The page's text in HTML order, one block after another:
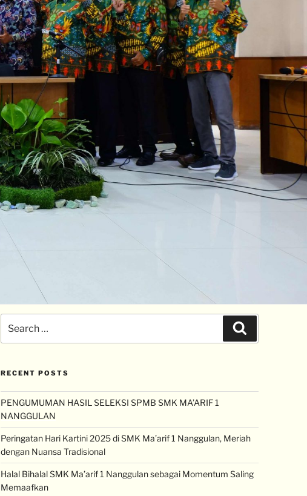
RECENT POSTS
PENGUMUMAN HASIL SELEKSI SPMB SMK MA’ARIF 1
NANGGULAN
Peringatan Hari Kartini 2025 di SMK Ma’arif 1 Nanggulan, Meriah
dengan Nuansa Tradisional
Halal Bihalal SMK Ma’arif 1 Nanggulan sebagai Momentum Saling
Memaafkan